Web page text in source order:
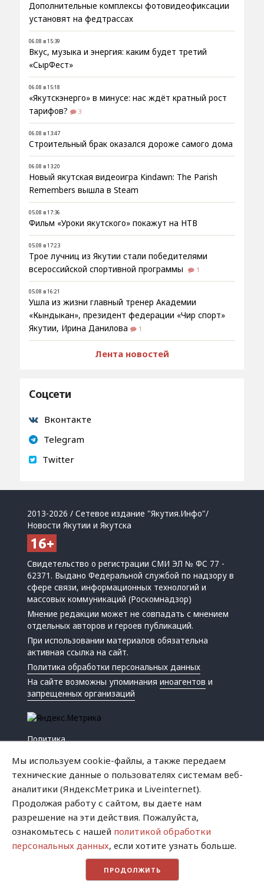
Дополнительные комплексы фотовидеофиксации
установят на федтрассах
06.08 в 15:39
Вкус, музыка и энергия: каким будет третий
«СырФест»
06.08 в 15:18
«Якутскэнерго» в минусе: нас ждёт кратный рост
тарифов?
3
06.08 в 13:47
Строительный брак оказался дороже самого дома
06.08 в 13:20
Новый якутская видеоигра Kindawn: The Parish
Remembers вышла в Steam
05.08 в 17:36
Фильм «Уроки якутского» покажут на НТВ
05.08 в 17:23
Трое лучниц из Якутии стали победителями
всероссийской спортивной программы
1
05.08 в 16:21
Ушла из жизни главный тренер Академии
«Кындыкан», президент федерации «Чир спорт»
Якутии, Ирина Данилова
1
Лента новостей
Соцсети
Вконтакте
Telegram
Twitter
2013-2026 / Сетевое издание "Якутия.Инфо"/
Новости Якутии и Якутска
Свидетельство о регистрации СМИ ЭЛ № ФС 77 -
62371. Выдано Федеральной службой по надзору в
сфере связи, информационных технологий и
массовых коммуникаций (Роскомнадзор)
Мнение редакции может не совпадать с мнением
отдельных авторов и героев публикаций.
При использовании материалов обязательна
активная ссылка на сайт.
Политика обработки персональных данных
На сайте возможны упоминанияиноагентов и
запрещенных организаций
Политика
Криминал
Успех
Хватит это терпеть
Мы используем cookie-файлы, а также передаем
технические данные о пользователях системам веб-
аналитики (ЯндексМетрика и Liveinternet).
Продолжая работу с сайтом, вы даете нам
разрешение на эти действия. Пожалуйста,
ознакомьтесь с нашей политикой обработки
персональных данных, если хотите узнать больше.
ПРОДОЛЖИТЬ